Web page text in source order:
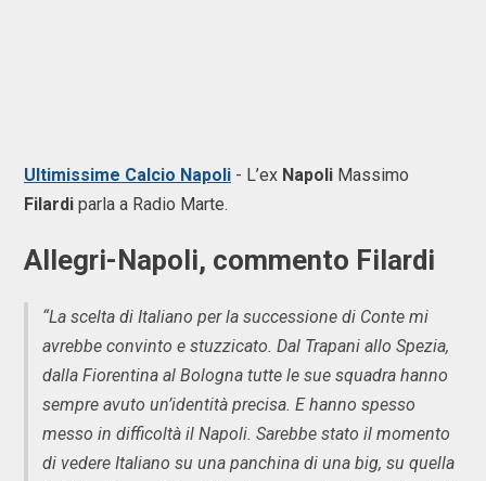
Ultimissime Calcio Napoli - L’ex Napoli Massimo
Filardi parla a Radio Marte.
Allegri-Napoli, commento Filardi
“La scelta di Italiano per la successione di Conte mi
avrebbe convinto e stuzzicato. Dal Trapani allo Spezia,
dalla Fiorentina al Bologna tutte le sue squadra hanno
sempre avuto un’identità precisa. E hanno spesso
messo in difficoltà il Napoli. Sarebbe stato il momento
di vedere Italiano su una panchina di una big, su quella